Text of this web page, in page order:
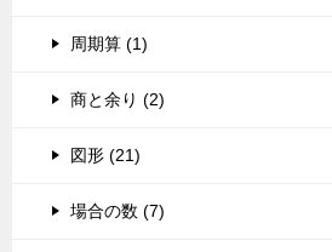
周期算 (1)
商と余り (2)
図形 (21)
場合の数 (7)